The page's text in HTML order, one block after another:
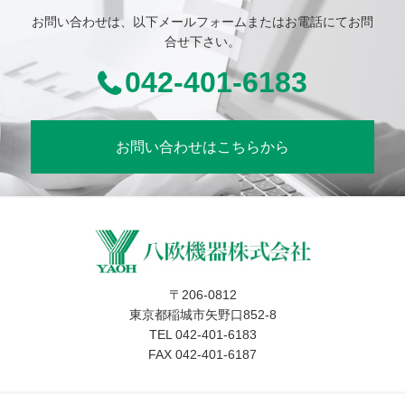
お問い合わせは、以下メールフォームまたはお電話にてお問
合せ下さい。
042-401-6183
お問い合わせはこちらから
〒206-0812
東京都稲城市矢野口852-8
TEL 042-401-6183
FAX 042-401-6187